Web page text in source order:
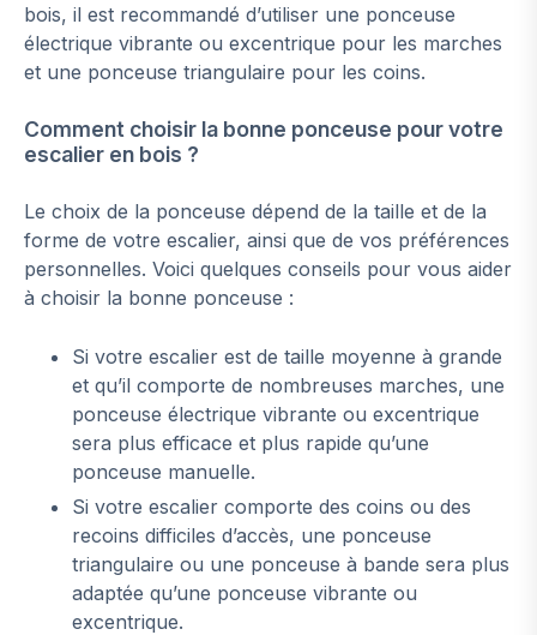
bois, il est recommandé d’utiliser une ponceuse
électrique vibrante ou excentrique pour les marches
et une ponceuse triangulaire pour les coins.
Comment choisir la bonne ponceuse pour votre
escalier en bois ?
Le choix de la ponceuse dépend de la taille et de la
forme de votre escalier, ainsi que de vos préférences
personnelles. Voici quelques conseils pour vous aider
à choisir la bonne ponceuse :
Si votre escalier est de taille moyenne à grande
et qu’il comporte de nombreuses marches, une
ponceuse électrique vibrante ou excentrique
sera plus efficace et plus rapide qu’une
ponceuse manuelle.
Si votre escalier comporte des coins ou des
recoins difficiles d’accès, une ponceuse
triangulaire ou une ponceuse à bande sera plus
adaptée qu’une ponceuse vibrante ou
excentrique.